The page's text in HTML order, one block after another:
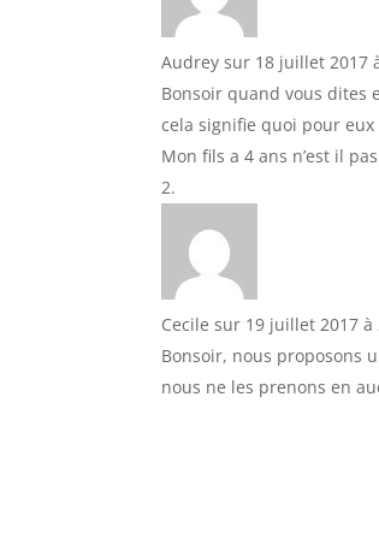
Audrey sur 18 juillet 2017
Bonsoir quand vous dites
cela signifie quoi pour eux
Mon fils a 4 ans n’est il
Cecile sur 19 juillet 2017 à
Bonsoir, nous proposons
nous ne les prenons en